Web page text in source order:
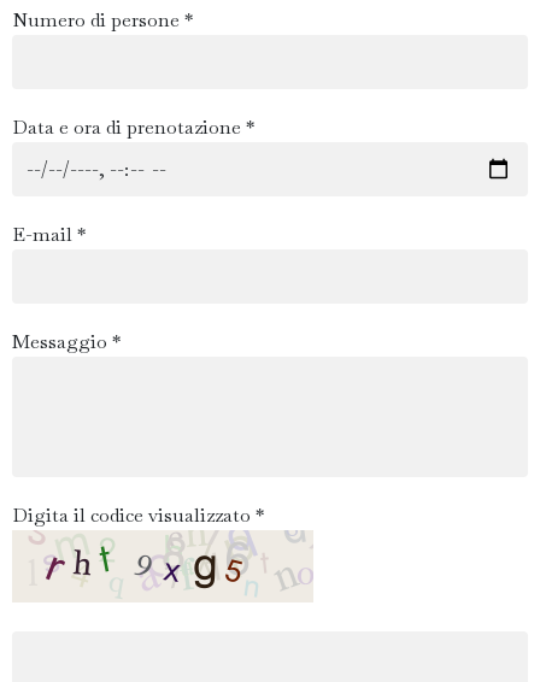
Numero di persone *
Data e ora di prenotazione *
E-mail *
Messaggio *
Digita il codice visualizzato *